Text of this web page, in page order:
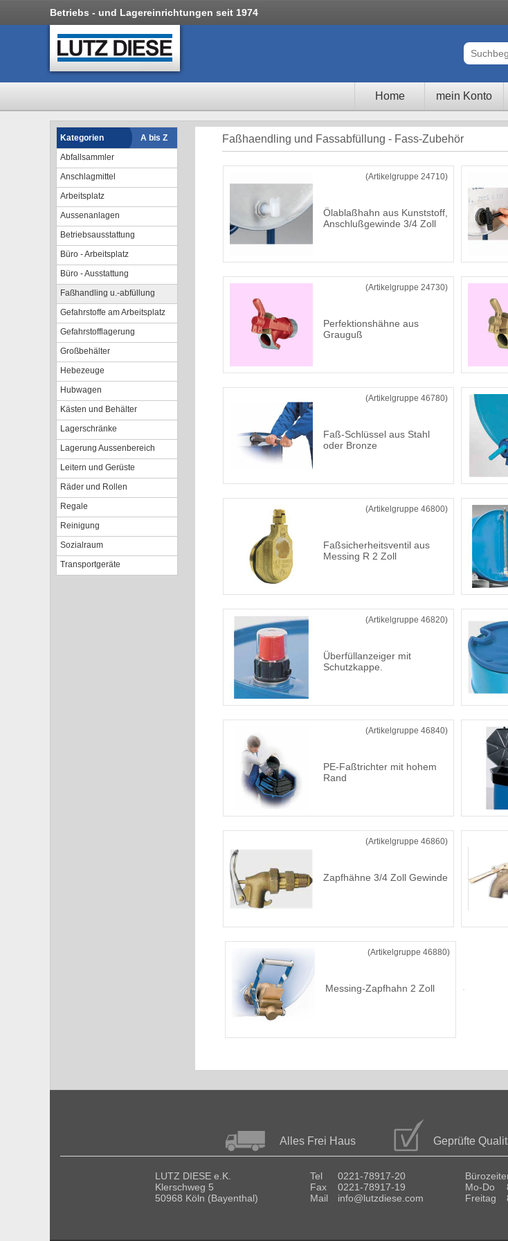
Betriebs - und Lagereinrichtungen seit 1974
Home mein Konto
Kategorien
A bis Z
Abfallsammler
Anschlagmittel
Arbeitsplatz
Aussenanlagen
Betriebsausstattung
Büro - Arbeitsplatz
Büro - Ausstattung
Faßhandling u.-abfüllung
Gefahrstoffe am Arbeitsplatz
Gefahrstofflagerung
Großbehälter
Hebezeuge
Hubwagen
Kästen und Behälter
Lagerschränke
Lagerung Aussenbereich
Leitern und Gerüste
Räder und Rollen
Regale
Reinigung
Sozialraum
Transportgeräte
Faßhaendling und Fassabfüllung - Fass-Zubehör
(Artikelgruppe 24710)
Ölablaßhahn aus Kunststoff,
Anschlußgewinde 3/4 Zoll
(Artikelgruppe 24730)
Perfektionshähne aus
Grauguß
(Artikelgruppe 46780)
Faß-Schlüssel aus Stahl
oder Bronze
(Artikelgruppe 46800)
Faßsicherheitsventil aus
Messing R 2 Zoll
(Artikelgruppe 46820)
Überfüllanzeiger mit
Schutzkappe.
(Artikelgruppe 46840)
PE-Faßtrichter mit hohem
Rand
(Artikelgruppe 46860)
Zapfhähne 3/4 Zoll Gewinde
(Artikelgruppe 46880)
Messing-Zapfhahn 2 Zoll
Alles Frei Haus Geprüfte
LUTZ DIESE e.K.
Klerschweg 5
50968 Köln (Bayenthal)
Tel
0221-78917-20
Fax
0221-78917-19
Mail
info@lutzdiese.com
Mo-Do
Freitag